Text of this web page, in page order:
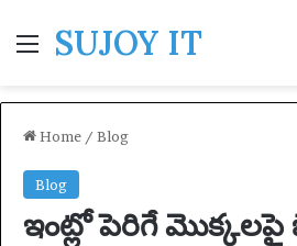
Menu
SUJOY IT
Home / Blog
Blog
ఇంట్లో పెరిగే